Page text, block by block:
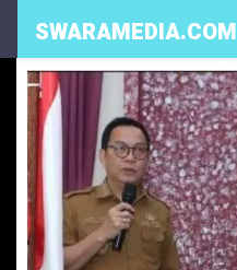
SWARAMEDIA.COM